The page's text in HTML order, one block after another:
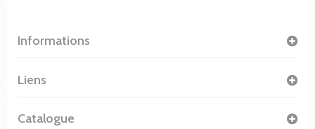
Informations
Liens
Catalogue